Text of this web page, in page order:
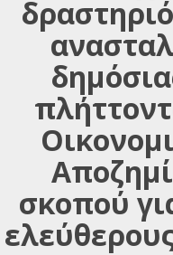
σκοπού